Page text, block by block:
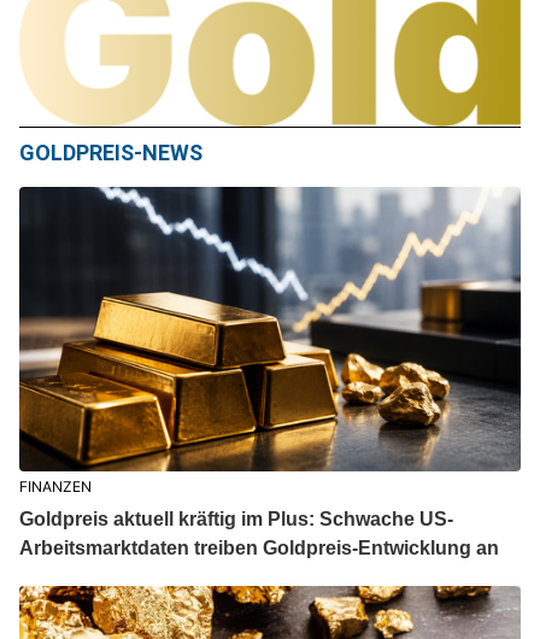
GOLDPREIS-NEWS
FINANZEN
Goldpreis aktuell kräftig im Plus: Schwache US-
Arbeitsmarktdaten treiben Goldpreis-Entwicklung an